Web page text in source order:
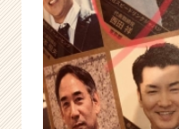
ャ
ー・
成
長
企
業
か